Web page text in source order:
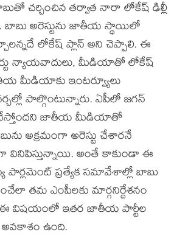
చర్చించిన తర్వాత నారా లోకేష్ ఢిల్లీ
బాబు అరెస్టును జాతీయ స్థాయిలో
లోకేష్ ప్లాన్ అని చెప్పాలి. ఈ
న్యాయవాదులు, మీడియాతో లోకేష్
మీడియాకు ఇంటర్వ్యూలు
పాల్గొంటున్నారు. ఏపీలో జగన్
చేస్తోందని జాతీయ మీడియాతో
అక్రమంగా అరెస్టు చేశారనే
వినిపిస్తున్నాయి. అంతే కాకుండా ఈ
పార్లమెంట్ ప్రత్యేక సమావేశాల్లో బాబు
తమ ఎంపీలకు మార్గనిర్దేశనం
విషయంలో ఇతర జాతీయ పార్టీల
ఉంది.